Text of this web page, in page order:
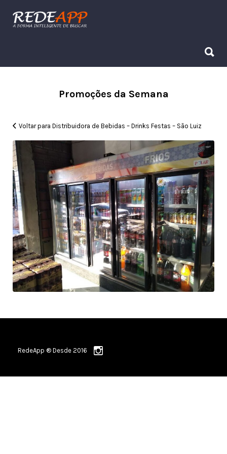
Procurar:
Promoções da Semana
Voltar para Distribuidora de Bebidas – Drinks Festas – São Luiz
RedeApp ® Desde 2016